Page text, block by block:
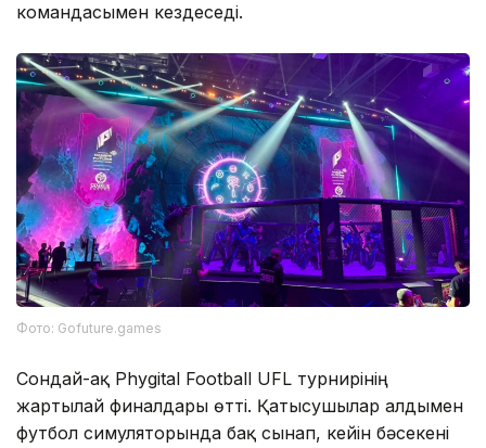
командасымен кездеседі.
Фото: Gofuture.games
Сондай-ақ Phygital Football UFL турнирінің
жартылай финалдары өтті. Қатысушылар алдымен
футбол симуляторында бақ сынап, кейін бәсекені